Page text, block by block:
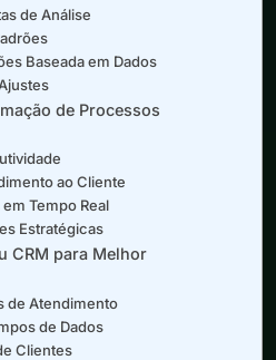
de Análise
Baseada em Dados
de Processos
ao Cliente
Tempo Real
Estratégicas
CRM para Melhor
de Atendimento
de Dados
Clientes